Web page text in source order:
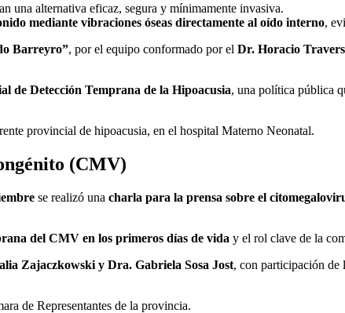
una alternativa eficaz, segura y mínimamente invasiva.
mediante vibraciones óseas directamente al oído interno,
Barreyro”, por el equipo conformado por el Dr. Horacio
de Detección Temprana de la Hipoacusia, una política pública
provincial de hipoacusia, en el hospital Materno Neonatal.
(CMV)
se realizó una charla para la prensa sobre el
del CMV en los primeros días de vida y el rol clave de la
Zajaczkowski y Dra. Gabriela Sosa Jost, con participación de
de Representantes de la provincia.